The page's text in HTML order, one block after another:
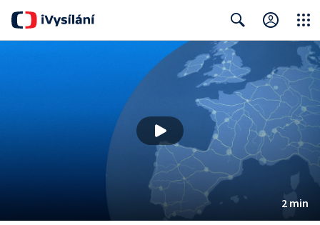
Search Close
2 min